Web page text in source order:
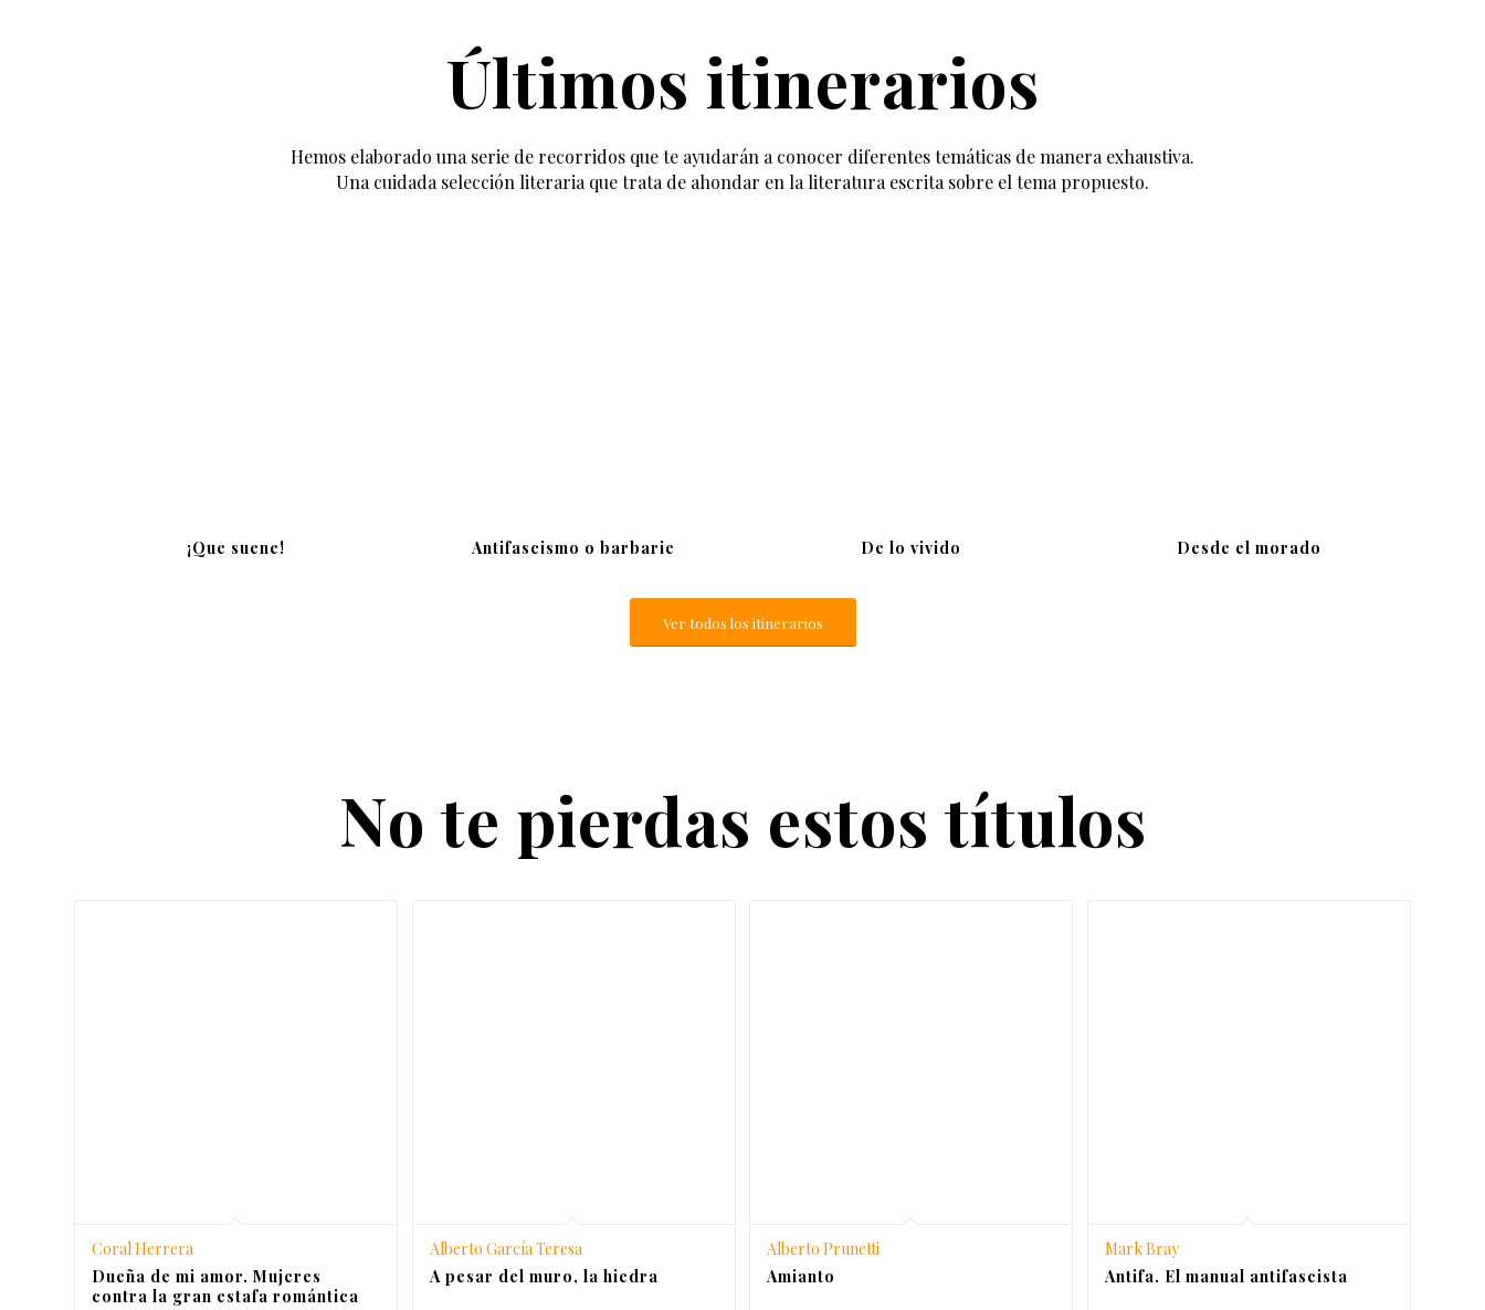
Últimos itinerarios
Hemos elaborado una serie de recorridos que te ayudarán a conocer diferentes temáticas de manera exhaustiva.
Una cuidada selección literaria que trata de ahondar en la literatura escrita sobre el tema propuesto.
¡Que suene! Antifascismo o barbarie De lo vivido Desde el morado
Ver todos los itinerarios
No te pierdas estos títulos
Coral Herrera
Dueña de mi amor. Mujeres
contra la gran estafa romántica
Alberto García Teresa
A pesar del muro, la hiedra
Alberto Prunetti
Amianto
Mark Bray
Antifa. El manual antifascista